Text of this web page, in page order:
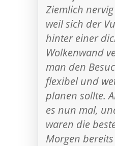
Ziemlich
weil sich der
hinter einer
Wolkenwand
man den
flexibel und
planen sollte.
es nun mal,
waren die
Morgen